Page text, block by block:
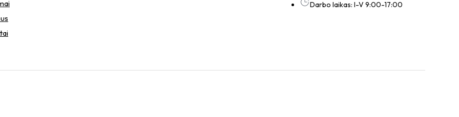
Darbo laikas: I-V 9:00-17:00